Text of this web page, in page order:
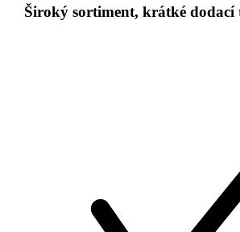
Široký sortiment, krátké dodací